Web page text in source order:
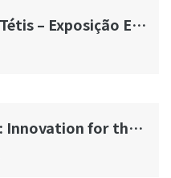
Os Espíritos do Mar de Tétis – Exposição Especial sobre os Répteis Marinhos do Triássico da China
"Shining Stars of China: Innovation for the Future" Exhibition series